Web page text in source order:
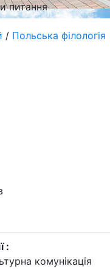
питання
/ Польська філологія
:
комунікація